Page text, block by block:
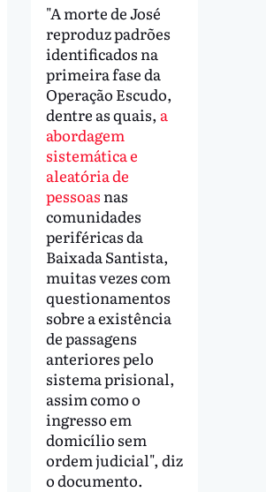
"A morte de José
reproduz padrões
identificados na
primeira fase da
Operação Escudo,
dentre as quais, a
abordagem
sistemática e
aleatória de
pessoas nas
comunidades
periféricas da
Baixada Santista,
muitas vezes com
questionamentos
sobre a existência
de passagens
anteriores pelo
sistema prisional,
assim como o
ingresso em
domicílio sem
ordem judicial", diz
o documento.